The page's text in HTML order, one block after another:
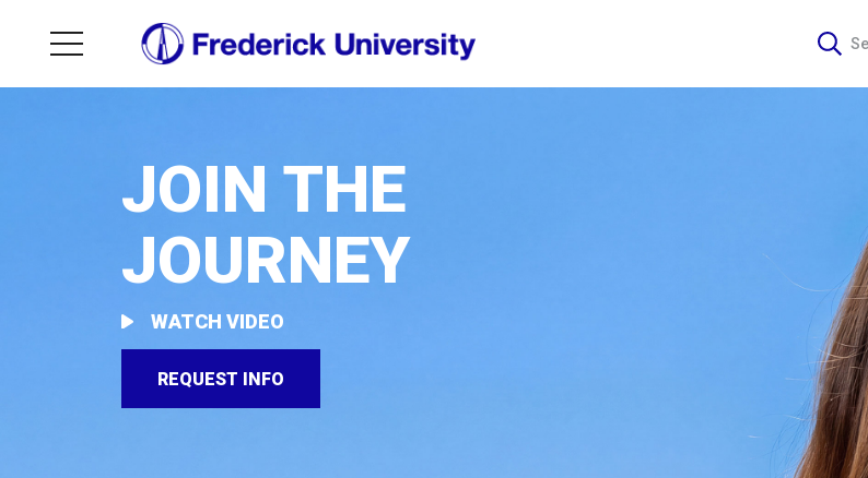
JOIN THE
JOURNEY
WATCH VIDEO
REQUEST INFO